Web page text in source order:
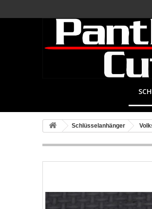
Schlüsselanhänger